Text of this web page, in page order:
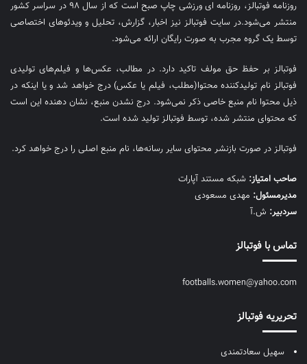
روزنامه فوتبالز، روزنامه ای ورزشی چاپ صبح است که از سال ۹۸ در سراسر کشور
منتشر می‌شود.در سایت فوتبالز نیز اخبار، گزارش، تحلیل و ویدئوهای اختصاصی
توسط یک گروه مجرب به صورت رایگان ارائه می‌شود.
فوتبالز بر حفظ حق مولف تاکید دارد. در مطالب، عکس‌ها و فیلم‌های تولیدی
فوتبالز نام تولیدکننده محتوا(مطلب، فیلم یا عکس) درج خواهد شد و یا اینکه در
ذیل محتوا نام منبع خاصی ذکر نمی‌‎شود. درج نشدن منبع، نشان دهنده این است
که محتوای منتشر شده، توسط فوتبالز تولید شده است.
فوتبالز در صورت بازنشر محتوای سایر رسانه‌ها، نام منبع اصلی را درج خواهد کرد.
صاحب امتیاز: شبکه مستند آپارات
مديرمسئول: مهدی مسعودی
سردبیر: ش.آ
تماس با فوتبالز
footballs.women@yahoo.com
تحریریه فوتبالز
سهیل سعادتمندی